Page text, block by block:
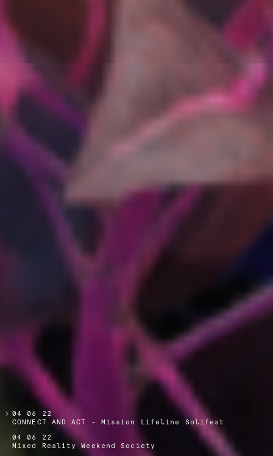
04 06 22
CONNECT AND ACT – Mission Lifeline Solifest
04 06 22
Mixed Reality Weekend Society